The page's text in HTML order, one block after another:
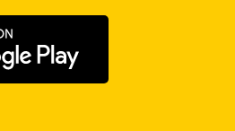
en Google Play